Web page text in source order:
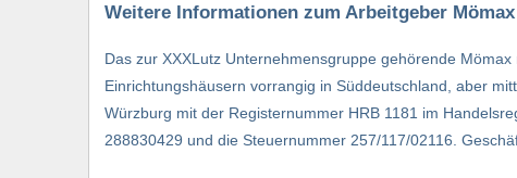
Weitere Informationen zum Arbeitgeber Mömax
Das zur XXXLutz Unternehmensgruppe gehörende
Einrichtungshäusern vorrangig in Süddeutschland, aber
Würzburg mit der Registernummer HRB 1181 im
288830429 und die Steuernummer 257/117/02116.